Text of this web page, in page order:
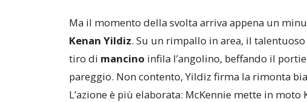
Ma il momento della svolta arriva appena un
Kenan Yildiz. Su un rimpallo in area, il
tiro di mancino infila l’angolino, beffando il
pareggio. Non contento, Yildiz firma la rimonta
L’azione è più elaborata: McKennie mette in